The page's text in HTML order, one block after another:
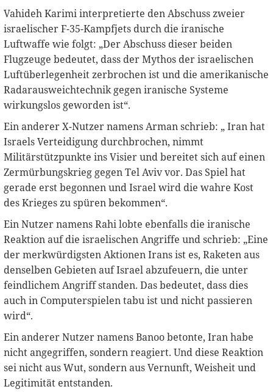
Vahideh Karimi interpretierte den Abschuss zweier
israelischer F-35-Kampfjets durch die iranische
Luftwaffe wie folgt: „Der Abschuss dieser beiden
Flugzeuge bedeutet, dass der Mythos der israelischen
Luftüberlegenheit zerbrochen ist und die amerikanische
Radarausweichtechnik gegen iranische Systeme
wirkungslos geworden ist“.
Ein anderer X-Nutzer namens Arman schrieb: „ Iran hat
Israels Verteidigung durchbrochen, nimmt
Militärstützpunkte ins Visier und bereitet sich auf einen
Zermürbungskrieg gegen Tel Aviv vor. Das Spiel hat
gerade erst begonnen und Israel wird die wahre Kost
des Krieges zu spüren bekommen“.
Ein Nutzer namens Rahi lobte ebenfalls die iranische
Reaktion auf die israelischen Angriffe und schrieb: „Eine
der merkwürdigsten Aktionen Irans ist es, Raketen aus
denselben Gebieten auf Israel abzufeuern, die unter
feindlichem Angriff standen. Das bedeutet, dass dies
auch in Computerspielen tabu ist und nicht passieren
wird“.
Ein anderer Nutzer namens Banoo betonte, Iran habe
nicht angegriffen, sondern reagiert. Und diese Reaktion
sei nicht aus Wut, sondern aus Vernunft, Weisheit und
Legitimität entstanden.